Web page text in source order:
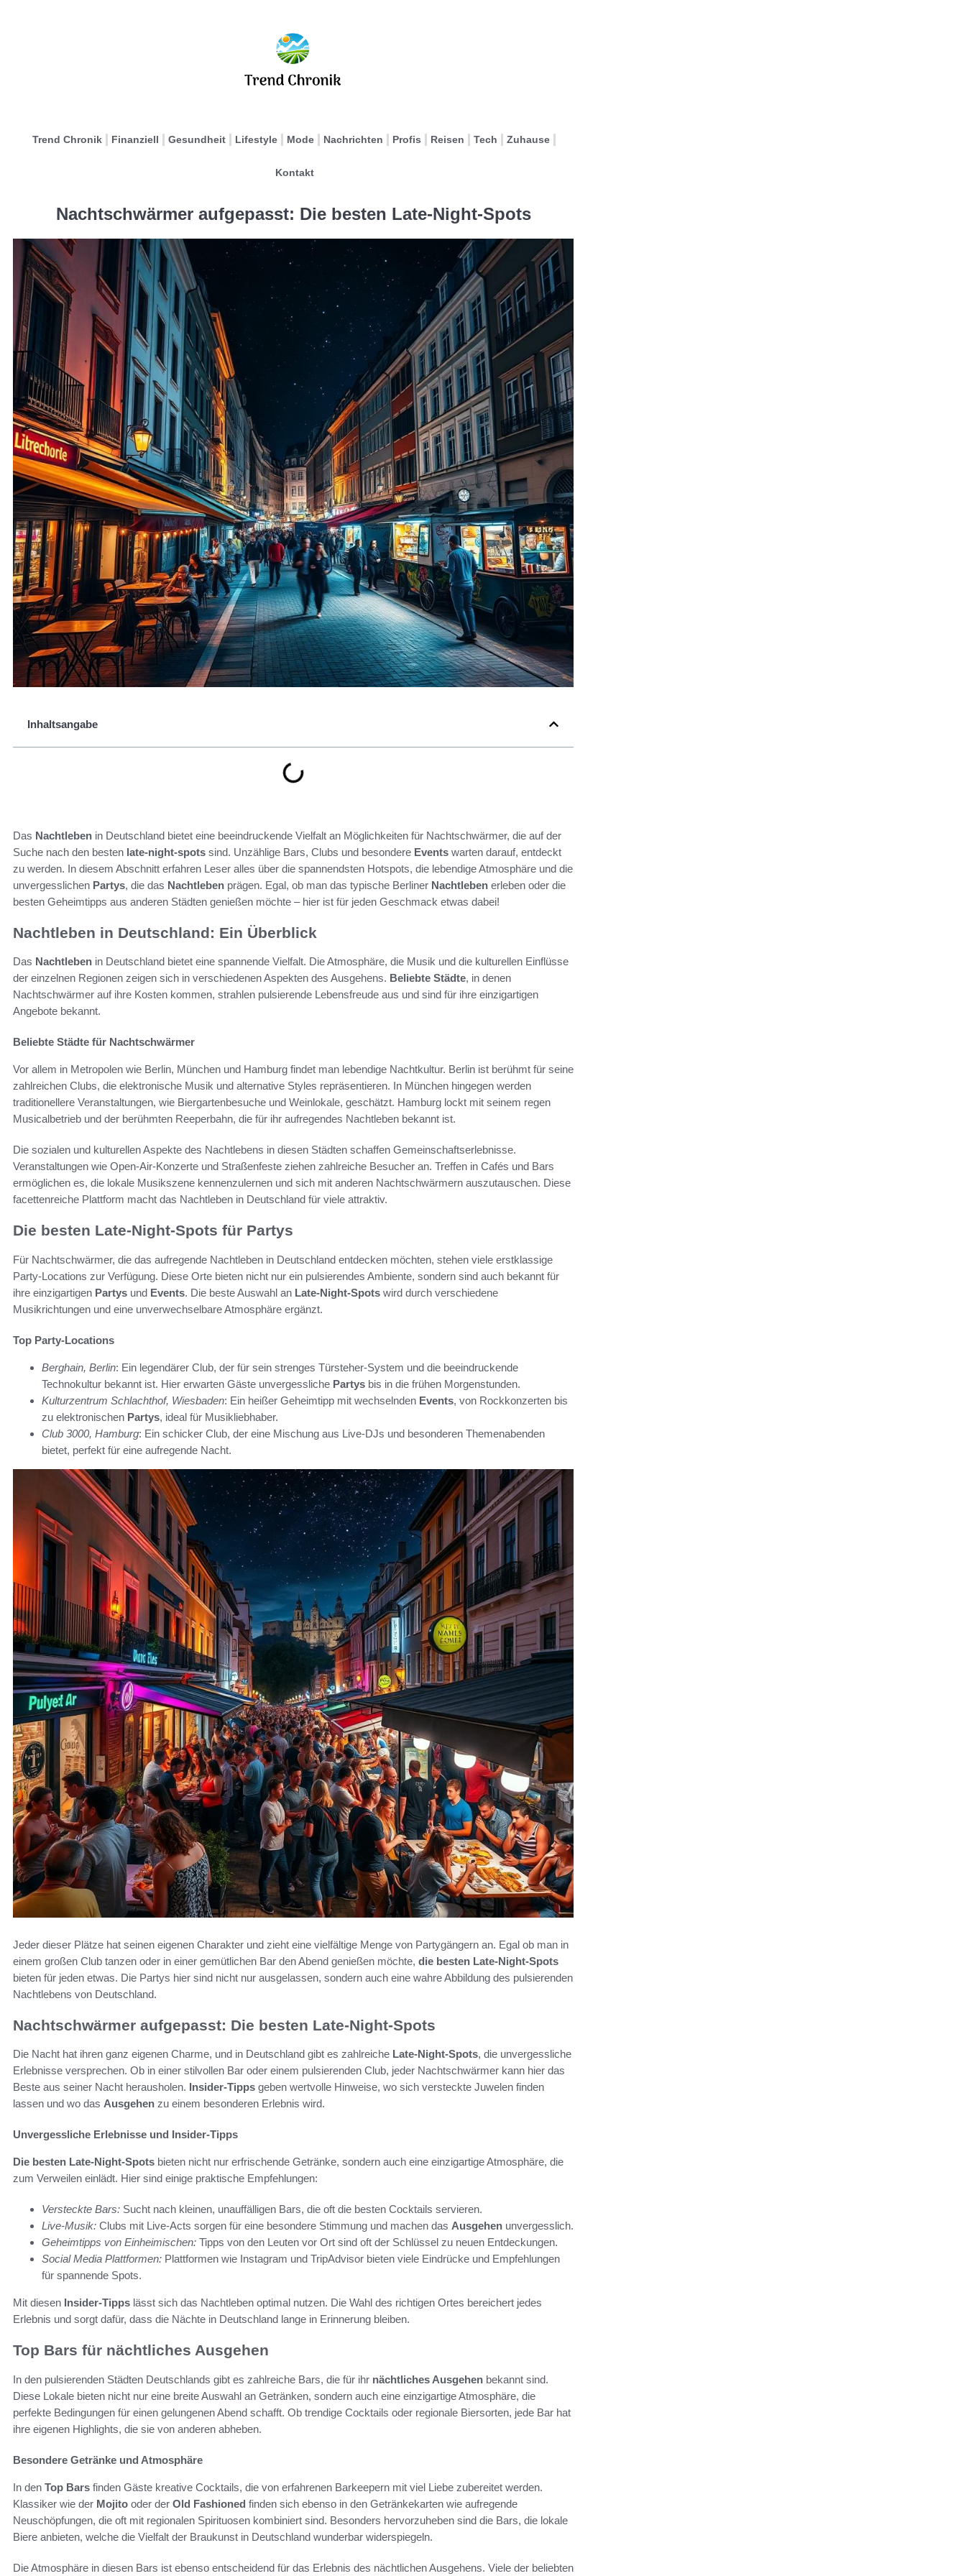
Trend Chronik Finanziell Gesundheit Lifestyle Mode Nachrichten Profis Reisen Tech Zuhause
Kontakt
Nachtschwärmer aufgepasst: Die besten Late-Night-Spots
Inhaltsangabe
Das Nachtleben in Deutschland bietet eine beeindruckende Vielfalt an Möglichkeiten für Nachtschwärmer, die auf der
Suche nach den besten late-night-spots sind. Unzählige Bars, Clubs und besondere Events warten darauf, entdeckt
zu werden. In diesem Abschnitt erfahren Leser alles über die spannendsten Hotspots, die lebendige Atmosphäre und die
unvergesslichen Partys, die das Nachtleben prägen. Egal, ob man das typische Berliner Nachtleben erleben oder die
besten Geheimtipps aus anderen Städten genießen möchte – hier ist für jeden Geschmack etwas dabei!
Nachtleben in Deutschland: Ein Überblick
Das Nachtleben in Deutschland bietet eine spannende Vielfalt. Die Atmosphäre, die Musik und die kulturellen Einflüsse
der einzelnen Regionen zeigen sich in verschiedenen Aspekten des Ausgehens. Beliebte Städte, in denen
Nachtschwärmer auf ihre Kosten kommen, strahlen pulsierende Lebensfreude aus und sind für ihre einzigartigen
Angebote bekannt.
Beliebte Städte für Nachtschwärmer
Vor allem in Metropolen wie Berlin, München und Hamburg findet man lebendige Nachtkultur. Berlin ist berühmt für seine
zahlreichen Clubs, die elektronische Musik und alternative Styles repräsentieren. In München hingegen werden
traditionellere Veranstaltungen, wie Biergartenbesuche und Weinlokale, geschätzt. Hamburg lockt mit seinem regen
Musicalbetrieb und der berühmten Reeperbahn, die für ihr aufregendes Nachtleben bekannt ist.
Die sozialen und kulturellen Aspekte des Nachtlebens in diesen Städten schaffen Gemeinschaftserlebnisse.
Veranstaltungen wie Open-Air-Konzerte und Straßenfeste ziehen zahlreiche Besucher an. Treffen in Cafés und Bars
ermöglichen es, die lokale Musikszene kennenzulernen und sich mit anderen Nachtschwärmern auszutauschen. Diese
facettenreiche Plattform macht das Nachtleben in Deutschland für viele attraktiv.
Die besten Late-Night-Spots für Partys
Für Nachtschwärmer, die das aufregende Nachtleben in Deutschland entdecken möchten, stehen viele erstklassige
Party-Locations zur Verfügung. Diese Orte bieten nicht nur ein pulsierendes Ambiente, sondern sind auch bekannt für
ihre einzigartigen Partys und Events. Die beste Auswahl an Late-Night-Spots wird durch verschiedene
Musikrichtungen und eine unverwechselbare Atmosphäre ergänzt.
Top Party-Locations
Berghain, Berlin: Ein legendärer Club, der für sein strenges Türsteher-System und die beeindruckende
Technokultur bekannt ist. Hier erwarten Gäste unvergessliche Partys bis in die frühen Morgenstunden.
Kulturzentrum Schlachthof, Wiesbaden: Ein heißer Geheimtipp mit wechselnden Events, von Rockkonzerten bis
zu elektronischen Partys, ideal für Musikliebhaber.
Club 3000, Hamburg: Ein schicker Club, der eine Mischung aus Live-DJs und besonderen Themenabenden
bietet, perfekt für eine aufregende Nacht.
Jeder dieser Plätze hat seinen eigenen Charakter und zieht eine vielfältige Menge von Partygängern an. Egal ob man in
einem großen Club tanzen oder in einer gemütlichen Bar den Abend genießen möchte, die besten Late-Night-Spots
bieten für jeden etwas. Die Partys hier sind nicht nur ausgelassen, sondern auch eine wahre Abbildung des pulsierenden
Nachtlebens von Deutschland.
Nachtschwärmer aufgepasst: Die besten Late-Night-Spots
Die Nacht hat ihren ganz eigenen Charme, und in Deutschland gibt es zahlreiche Late-Night-Spots, die unvergessliche
Erlebnisse versprechen. Ob in einer stilvollen Bar oder einem pulsierenden Club, jeder Nachtschwärmer kann hier das
Beste aus seiner Nacht herausholen. Insider-Tipps geben wertvolle Hinweise, wo sich versteckte Juwelen finden
lassen und wo das Ausgehen zu einem besonderen Erlebnis wird.
Unvergessliche Erlebnisse und Insider-Tipps
Die besten Late-Night-Spots bieten nicht nur erfrischende Getränke, sondern auch eine einzigartige Atmosphäre, die
zum Verweilen einlädt. Hier sind einige praktische Empfehlungen:
Versteckte Bars: Sucht nach kleinen, unauffälligen Bars, die oft die besten Cocktails servieren.
Live-Musik: Clubs mit Live-Acts sorgen für eine besondere Stimmung und machen das Ausgehen unvergesslich.
Geheimtipps von Einheimischen: Tipps von den Leuten vor Ort sind oft der Schlüssel zu neuen Entdeckungen.
Social Media Plattformen: Plattformen wie Instagram und TripAdvisor bieten viele Eindrücke und Empfehlungen
für spannende Spots.
Mit diesen Insider-Tipps lässt sich das Nachtleben optimal nutzen. Die Wahl des richtigen Ortes bereichert jedes
Erlebnis und sorgt dafür, dass die Nächte in Deutschland lange in Erinnerung bleiben.
Top Bars für nächtliches Ausgehen
In den pulsierenden Städten Deutschlands gibt es zahlreiche Bars, die für ihr nächtliches Ausgehen bekannt sind.
Diese Lokale bieten nicht nur eine breite Auswahl an Getränken, sondern auch eine einzigartige Atmosphäre, die
perfekte Bedingungen für einen gelungenen Abend schafft. Ob trendige Cocktails oder regionale Biersorten, jede Bar hat
ihre eigenen Highlights, die sie von anderen abheben.
Besondere Getränke und Atmosphäre
In den Top Bars finden Gäste kreative Cocktails, die von erfahrenen Barkeepern mit viel Liebe zubereitet werden.
Klassiker wie der Mojito oder der Old Fashioned finden sich ebenso in den Getränkekarten wie aufregende
Neuschöpfungen, die oft mit regionalen Spirituosen kombiniert sind. Besonders hervorzuheben sind die Bars, die lokale
Biere anbieten, welche die Vielfalt der Braukunst in Deutschland wunderbar widerspiegeln.
Die Atmosphäre in diesen Bars ist ebenso entscheidend für das Erlebnis des nächtlichen Ausgehens. Viele der beliebten